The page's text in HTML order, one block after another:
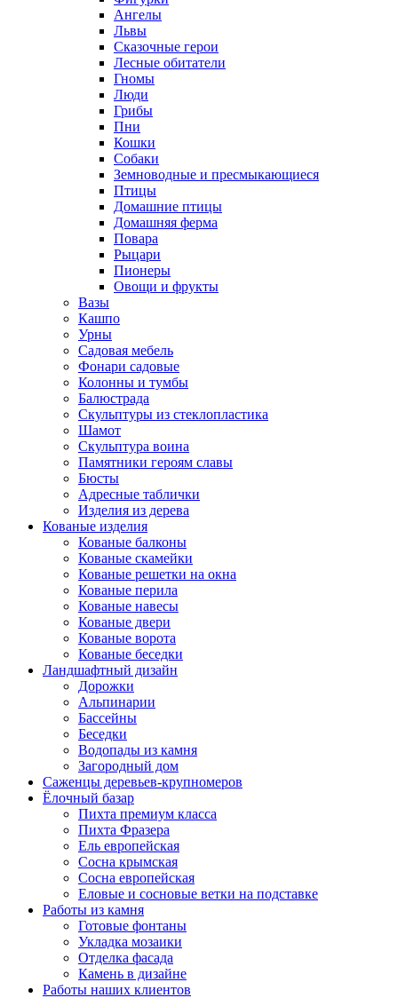
Ангелы
Львы
Сказочные герои
Лесные обитатели
Гномы
Люди
Грибы
Пни
Кошки
Собаки
Земноводные и пресмыкающиеся
Птицы
Домашние птицы
Домашняя ферма
Повара
Рыцари
Пионеры
Овощи и фрукты
Вазы
Кашпо
Урны
Садовая мебель
Фонари садовые
Колонны и тумбы
Балюстрада
Скульптуры из стеклопластика
Шамот
Скульптура воина
Памятники героям славы
Бюсты
Адресные таблички
Изделия из дерева
Кованые изделия
Кованые балконы
Кованые скамейки
Кованые решетки на окна
Кованые перила
Кованые навесы
Кованые двери
Кованые ворота
Кованые беседки
Ландшафтный дизайн
Дорожки
Альпинарии
Бассейны
Беседки
Водопады из камня
Загородный дом
Саженцы деревьев-крупномеров
Ёлочный базар
Пихта премиум класса
Пихта Фразера
Ель европейская
Сосна крымская
Сосна европейская
Еловые и сосновые ветки на подставке
Работы из камня
Готовые фонтаны
Укладка мозаики
Отделка фасада
Камень в дизайне
Работы наших клиентов